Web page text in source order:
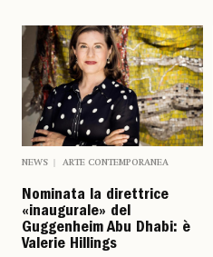
NEWS ARTE CONTEMPORANEA
Nominata la direttrice
«inaugurale» del
Guggenheim Abu Dhabi: è
Valerie Hillings